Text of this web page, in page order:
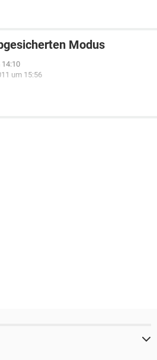
Modus
14:10
um 15:56